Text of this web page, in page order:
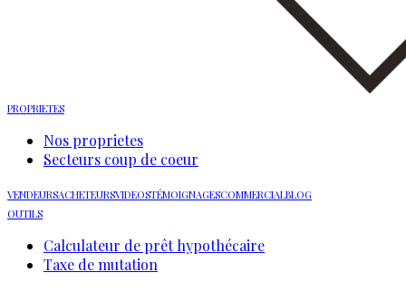
PROPRIETES
Nos proprietes
Secteurs coup de coeur
VENDEURSACHETEURSVIDEOSTÉMOIGNAGESCOMMERCIALBLOG
OUTILS
Calculateur de prêt hypothécaire
Taxe de mutation